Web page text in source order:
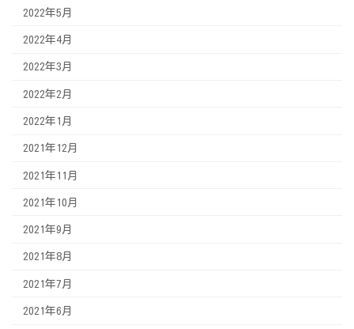
2022年5月
2022年4月
2022年3月
2022年2月
2022年1月
2021年12月
2021年11月
2021年10月
2021年9月
2021年8月
2021年7月
2021年6月